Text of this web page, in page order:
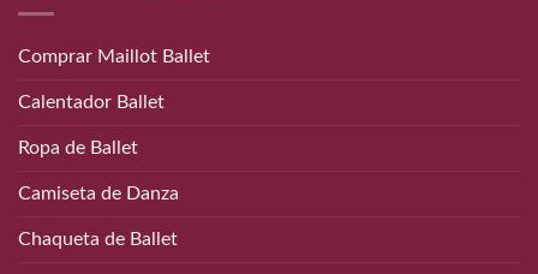
Comprar Maillot Ballet
Calentador Ballet
Ropa de Ballet
Camiseta de Danza
Chaqueta de Ballet